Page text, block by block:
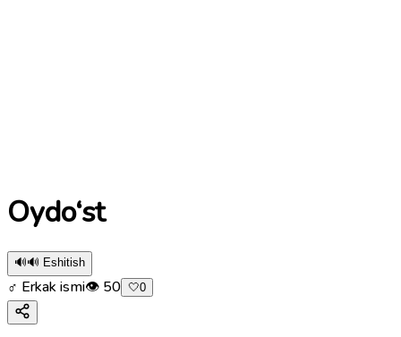
Oydo‘st
🔊🔊 Eshitish
♂ Erkak ismi👁 50 🤍0